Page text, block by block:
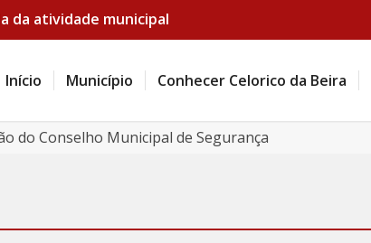
da atividade municipal
Início Município Conhecer Celorico da Beira
do Conselho Municipal de Segurança